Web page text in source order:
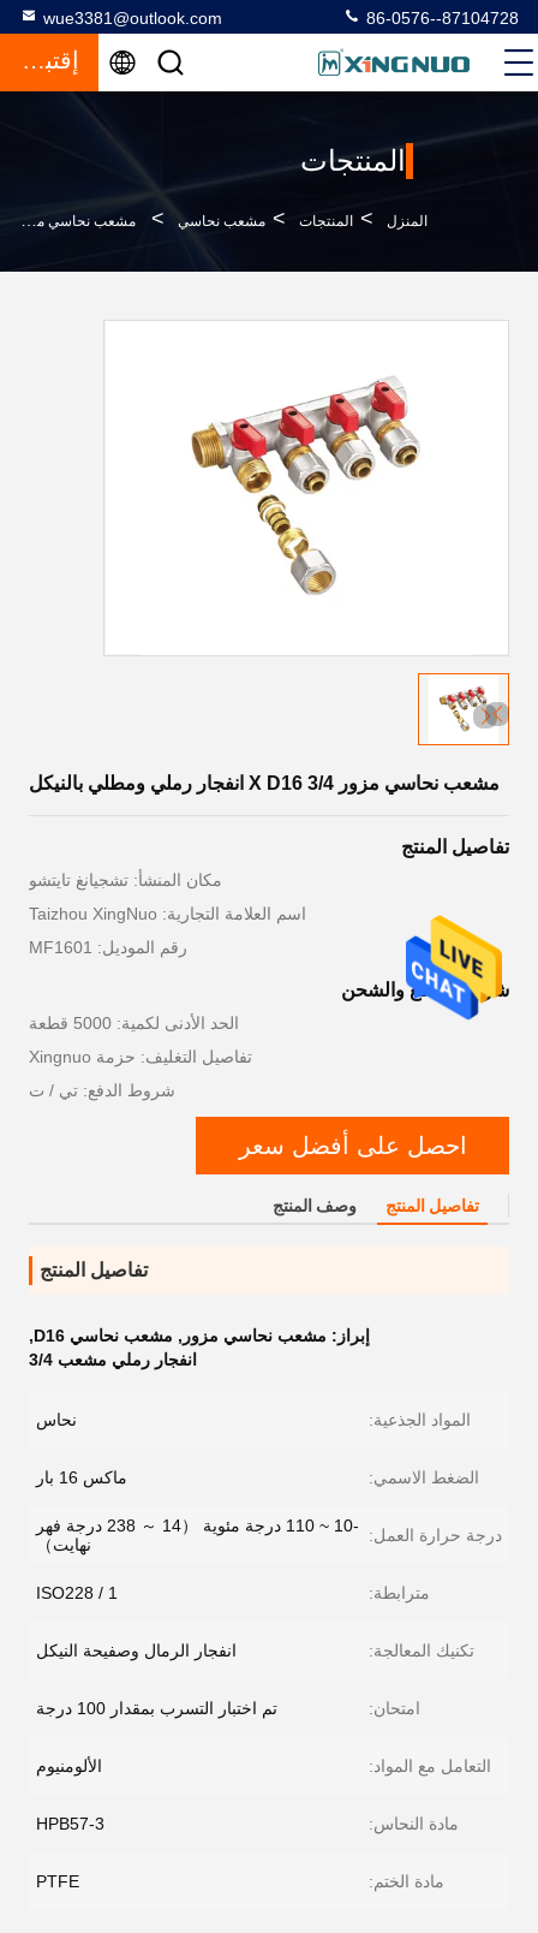
wue3381@outlook.com 86-0576--87104728
إقتباس
المنتجات
المنزل > المنتجات > مشعب نحاسي > مشعب نحاسي مزور 3/4 X D16 انفجار رملي ومطلي بالنيكل
مشعب نحاسي مزور 3/4 X D16 انفجار رملي ومطلي بالنيكل
تفاصيل المنتج
مكان المنشأ: تشجيانغ تايتشو
اسم العلامة التجارية: Taizhou XingNuo
رقم الموديل: MF1601
شروط الدفع والشحن
الحد الأدنى لكمية: 5000 قطعة
تفاصيل التغليف: حزمة Xingnuo
شروط الدفع: تي / ت
احصل على أفضل سعر
تفاصيل المنتج وصف المنتج
تفاصيل المنتج
إبراز: مشعب نحاسي مزور , مشعب نحاسي D16
,
انفجار رملي مشعب 3/4
المواد الجذعية: نحاس
الضغط الاسمي: ماكس 16 بار
درجة حرارة العمل:
-10 ~ 110 درجة مئوية （14 ～ 238 درجة فهر
نهايت）
مترابطة: ISO228 / 1
تكنيك المعالجة: انفجار الرمال وصفيحة النيكل
امتحان: تم اختبار التسرب بمقدار 100 درجة
التعامل مع المواد: الألومنيوم
مادة النحاس: HPB57-3
مادة الختم: PTFE